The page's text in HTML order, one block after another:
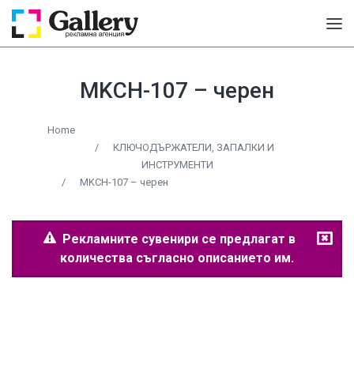
MKCH-107 – черен
Home
/
КЛЮЧОДЪРЖАТЕЛИ, ЗАПАЛКИ И
ИНСТРУМЕНТИ
/
MKCH-107 – черен
Рекламните сувенири се предлагат в
количества съгласно описанието им.